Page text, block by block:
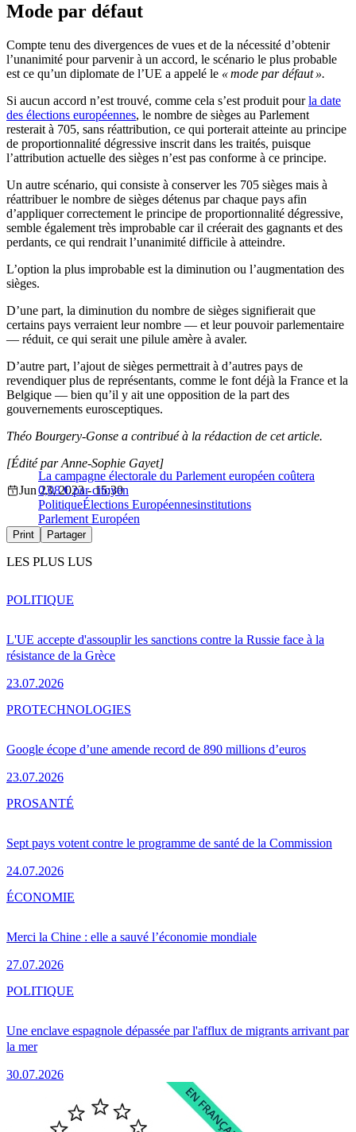
Mode par défaut
Compte tenu des divergences de vues et de la nécessité d’obtenir
l’unanimité pour parvenir à un accord, le scénario le plus probable
est ce qu’un diplomate de l’UE a appelé le « mode par défaut ».
Si aucun accord n’est trouvé, comme cela s’est produit pourla date
des élections européennes, le nombre de sièges au Parlement
resterait à 705, sans réattribution, ce qui porterait atteinte au principe
de proportionnalité dégressive inscrit dans les traités, puisque
l’attribution actuelle des sièges n’est pas conforme à ce principe.
Un autre scénario, qui consiste à conserver les 705 sièges mais à
réattribuer le nombre de sièges détenus par chaque pays afin
d’appliquer correctement le principe de proportionnalité dégressive,
semble également très improbable car il créerait des gagnants et des
perdants, ce qui rendrait l’unanimité difficile à atteindre.
L’option la plus improbable est la diminution ou l’augmentation des
sièges.
D’une part, la diminution du nombre de sièges signifierait que
certains pays verraient leur nombre — et leur pouvoir parlementaire
— réduit, ce qui serait une pilule amère à avaler.
D’autre part, l’ajout de sièges permettrait à d’autres pays de
revendiquer plus de représentants, comme le font déjà la France et la
Belgique — bien qu’il y ait une opposition de la part des
gouvernements eurosceptiques.
Théo Bourgery-Gonse a contribué à la rédaction de cet article.
La campagne électorale du Parlement européen coûtera
0,08 € par citoyen
[Édité par Anne-Sophie Gayet]
Jun 23, 2023 - 15:30
PolitiqueÉlections Européennesinstitutions
Parlement Européen
Print Partager
LES PLUS LUS
L'UE accepte d'assouplir les sanctions contre la Russie face à la
résistance de la Grèce
23.07.2026
POLITIQUE
Google écope d’une amende record de 890 millions d’euros
23.07.2026
PROTECHNOLOGIES
Sept pays votent contre le programme de santé de la Commission
24.07.2026
PROSANTÉ
Merci la Chine : elle a sauvé l’économie mondiale
27.07.2026
ÉCONOMIE
Une enclave espagnole dépassée par l'afflux de migrants arrivant par
la mer
30.07.2026
POLITIQUE